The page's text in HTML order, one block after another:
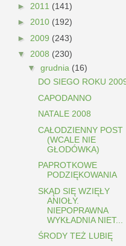
► 2011 (141)
► 2010 (192)
► 2009 (243)
▼ 2008 (230)
▼ grudnia (16)
DO SIEGO ROKU
CAPODANNO
NATALE 2008
CAŁODZIENNY POST
(WCALE NIE
GŁODÓWKA)
PAPROTKOWE
PODZIĘKOWANIA
SKĄD SIĘ WZIĘŁY
ANIOŁY.
NIEPOPRAWNA
WYKŁADNIA NIET...
ŚRODY TEŻ LUBIĘ